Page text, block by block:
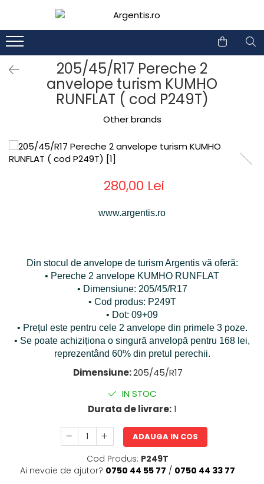
205/45/R17 Pereche 2
anvelope turism KUMHO
RUNFLAT ( cod P249T)
Other brands
280,00 Lei
www.argentis.ro
Din stocul de anvelope de turism Argentis vă oferă:
• Pereche 2 anvelope KUMHO RUNFLAT
• Dimensiune: 205/45/R17
• Cod produs: P249T
• Dot: 09+09
• Prețul este pentru cele 2 anvelope din primele 3 poze.
• Se poate achiziționa o singură anvelopă pentru 168 lei,
reprezentând 60% din pretul perechii.
Dimensiune:205/45/R17
IN STOC
Durata de livrare:1
ADAUGA IN COS
Cod Produs: P249T
Ai nevoie de ajutor? 0750 44 55 77 / 0750 44 33 77